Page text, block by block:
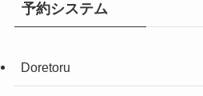
予約システム
Doretoru